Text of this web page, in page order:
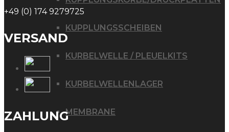
KUPPLUNGSSCHEIBEN
KURBELWELLE / PLEUELKITS
KURBELWELLENLAGER
MEMBRANE
+49 (0) 174 9279725
VERSAND
ZAHLUNG